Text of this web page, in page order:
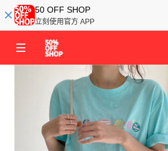
50 OFF SHOP
立刻使用官方 APP